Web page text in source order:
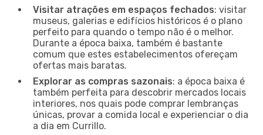
Visitar atrações em espaços fechados: visitar
museus, galerias e edifícios históricos é o plano
perfeito para quando o tempo não é o melhor.
Durante a época baixa, também é bastante
comum que estes estabelecimentos ofereçam
ofertas mais baratas.
Explorar as compras sazonais: a época baixa é
também perfeita para descobrir mercados locais
interiores, nos quais pode comprar lembranças
únicas, provar a comida local e experienciar o dia
a dia em Currillo.